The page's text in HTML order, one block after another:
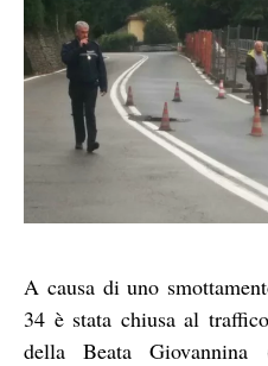
A causa di uno
34 è stata chiusa al
della Beata Giovannina